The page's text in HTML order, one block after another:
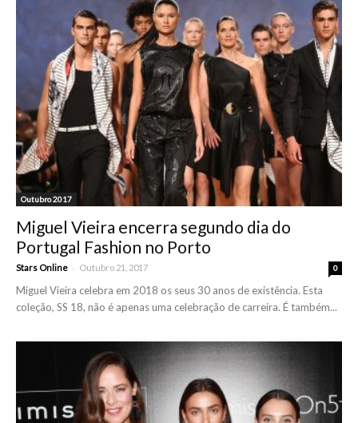
Outubro 2017
Miguel Vieira encerra segundo dia do
Portugal Fashion no Porto
Stars Online - Outubro 21, 2017 0
Miguel Vieira celebra em 2018 os seus 30 anos de existência. Esta
coleção, SS 18, não é apenas uma celebração de carreira. É também...